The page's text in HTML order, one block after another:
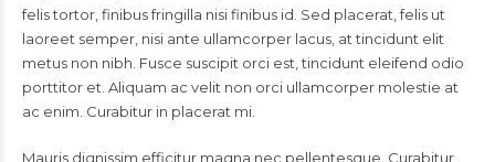
felis tortor, finibus fringilla nisi finibus id. Sed placerat, felis ut
laoreet semper, nisi ante ullamcorper lacus, at tincidunt elit
metus non nibh. Fusce suscipit orci est, tincidunt eleifend odio
porttitor et. Aliquam ac velit non orci ullamcorper molestie at
ac enim. Curabitur in placerat mi.
Mauris dignissim efficitur magna nec pellentesque. Curabitur